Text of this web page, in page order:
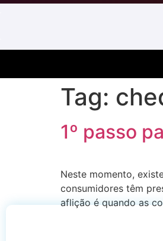
Tag:
1º passo
Neste momento,
consumidores têm
aflição é quando as